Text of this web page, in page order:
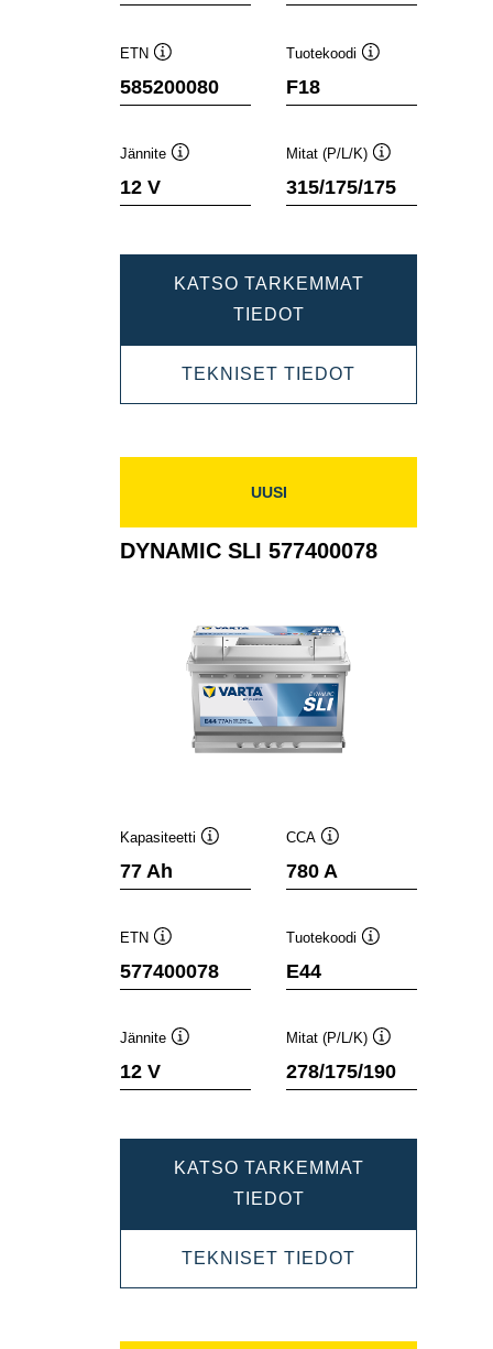
ETN
585200080
Tuotekoodi
F18
Jännite
12 V
Mitat (P/L/K)
315/175/175
KATSO TARKEMMAT
TIEDOTDYNAMIC
SLI
585200080
TEKNISET TIEDOT
SLI
UUSI
DYNAMIC SLI 577400078
Kapasiteetti
77 Ah
CCA
780 A
ETN
577400078
Tuotekoodi
E44
Jännite
12 V
Mitat (P/L/K)
278/175/190
KATSO TARKEMMAT
TIEDOTDYNAMIC
SLI
577400078
TEKNISET TIEDOT
SLI